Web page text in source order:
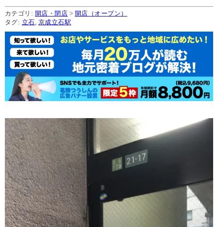
カテゴリ: 開店・閉店 > 開店（オープン）
タグ: 立石 京成立石駅